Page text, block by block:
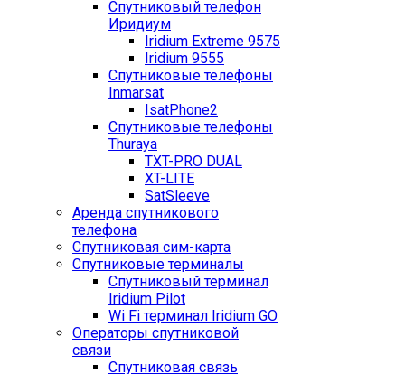
Спутниковый телефон
Иридиум
Iridium Extreme 9575
Iridium 9555
Спутниковые телефоны
Inmarsat
IsatPhone2
Спутниковые телефоны
Thuraya
TXT-PRO DUAL
XT-LITE
SatSleeve
Аренда спутникового
телефона
Спутниковая сим-карта
Спутниковые терминалы
Спутниковый терминал
Iridium Pilot
Wi Fi терминал Iridium GO
Операторы спутниковой
связи
Спутниковая связь